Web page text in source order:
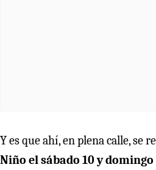
Y es que ahí, en plena calle, se
Niño el sábado 10 y domingo